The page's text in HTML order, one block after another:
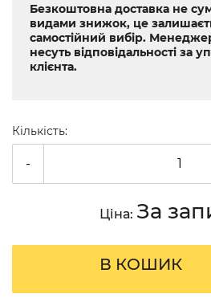
Безкоштовна доставка не
видами знижок, це
самостійний вибір.
несуть відповідальності за
клієнта.
Кількість:
-
Ціна: За
В КОШИК